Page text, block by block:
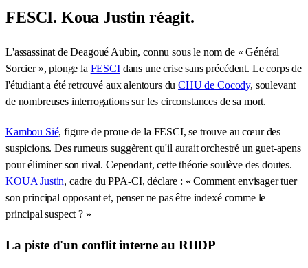
FESCI. Koua Justin réagit.
L'assassinat de Deagoué Aubin, connu sous le nom de « Général
Sorcier », plonge la FESCIdans une crise sans précédent. Le corps de
l'étudiant a été retrouvé aux alentours duCHU de Cocody, soulevant
de nombreuses interrogations sur les circonstances de sa mort.
Kambou Sié, figure de proue de la FESCI, se trouve au cœur des
suspicions. Des rumeurs suggèrent qu'il aurait orchestré un guet-apens
pour éliminer son rival. Cependant, cette théorie soulève des doutes.
KOUA Justin, cadre du PPA-CI, déclare : « Comment envisager tuer
son principal opposant et, penser ne pas être indexé comme le
principal suspect ? »
La piste d'un conflit interne au RHDP